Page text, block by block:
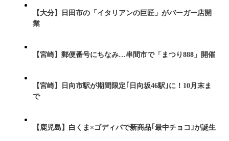
【大分】日田市の「イタリアンの巨匠」がバーガー店開
業
【宮崎】郵便番号にちなみ…串間市で「まつり888」開催
【宮崎】日向市駅が期間限定｢日向坂46駅｣に！10月末ま
で
【鹿児島】白くま×ゴディバで新商品｢最中チョコ｣が誕生